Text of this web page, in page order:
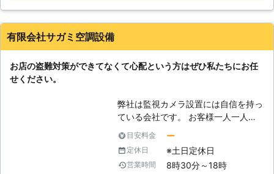
ますので、お気軽にご連絡ください。
有限会社サガミ空調設備
お店の盗難対策ができてなくて心配という方はぜひ私たちにお任
せください。
弊社は監視カメラ設置には自信を持っ
ている会社です。 お客様一人一人の
ご要望に合わせて納得のいく設置が出
来るように心がけて努力致します。
一般住宅から店舗・工場・ビルなどの
業務用まで、幅広い建物を対象に、空
目安料金 ー
定休日 ※土日定休日
営業時間 8時30分～18時